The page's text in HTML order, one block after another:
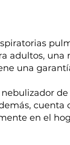
adultos, una
una
cuenta
en el